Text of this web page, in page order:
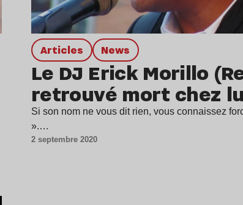
Articles news
Le DJ Erick Morillo
retrouvé mort chez
Si son nom ne vous dit rien, vous connaissez
».…
2 septembre 2020